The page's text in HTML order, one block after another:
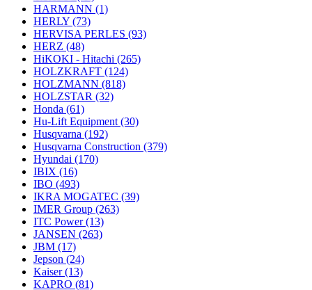
HARMANN (1)
HERLY (73)
HERVISA PERLES (93)
HERZ (48)
HiKOKI - Hitachi (265)
HOLZKRAFT (124)
HOLZMANN (818)
HOLZSTAR (32)
Honda (61)
Hu-Lift Equipment (30)
Husqvarna (192)
Husqvarna Construction (379)
Hyundai (170)
IBIX (16)
IBO (493)
IKRA MOGATEC (39)
IMER Group (263)
ITC Power(13)
JANSEN (263)
JBM (17)
Jepson (24)
Kaiser(13)
KAPRO (81)